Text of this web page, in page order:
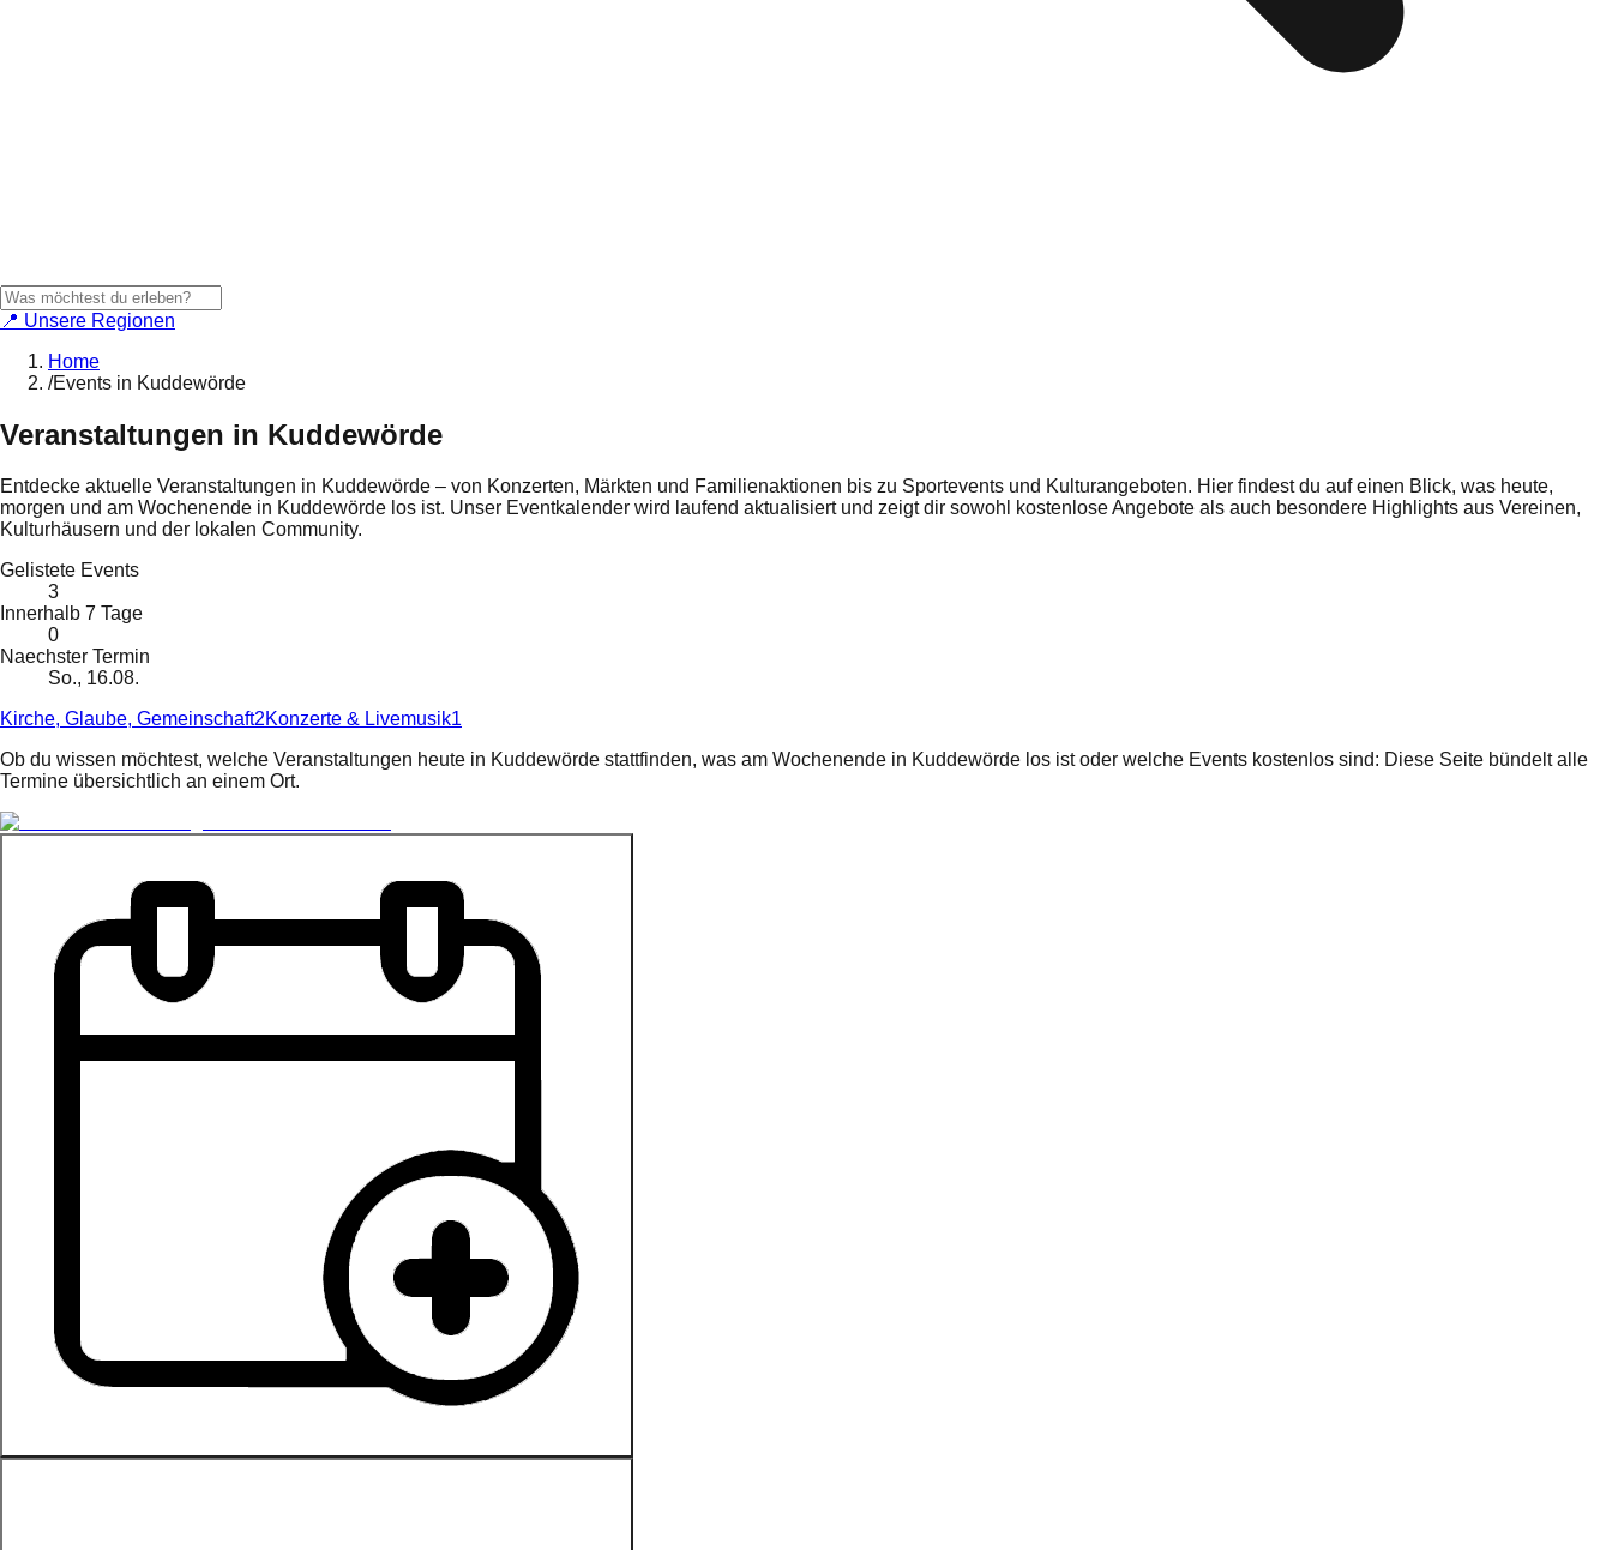
📍 Unsere Regionen
Home
/Events in Kuddewörde
Veranstaltungen in Kuddewörde
Entdecke aktuelle Veranstaltungen in Kuddewörde – von Konzerten, Märkten und Familienaktionen bis zu Sportevents und Kulturangeboten. Hier findest du auf einen Blick, was heute,
morgen und am Wochenende in Kuddewörde los ist. Unser Eventkalender wird laufend aktualisiert und zeigt dir sowohl kostenlose Angebote als auch besondere Highlights aus Vereinen,
Kulturhäusern und der lokalen Community.
Gelistete Events
3
Innerhalb 7 Tage
0
Naechster Termin
So., 16.08.
Kirche, Glaube, Gemeinschaft2Konzerte & Livemusik1
Ob du wissen möchtest, welche Veranstaltungen heute in Kuddewörde stattfinden, was am Wochenende in Kuddewörde los ist oder welche Events kostenlos sind: Diese Seite bündelt alle
Termine übersichtlich an einem Ort.